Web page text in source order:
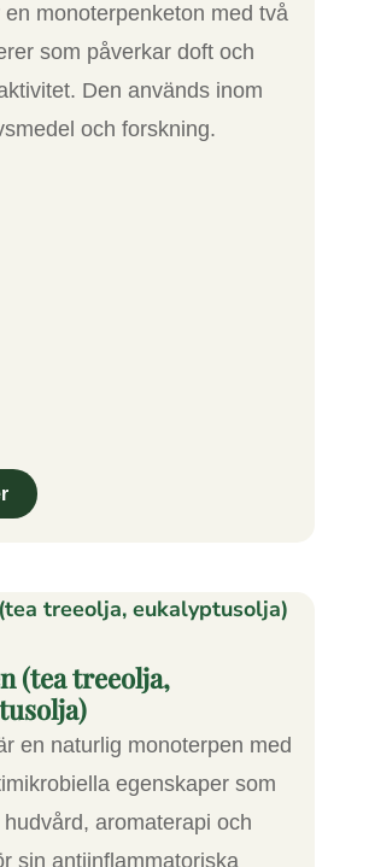
en monoterpenketon med två
som påverkar doft och
Den används inom
och forskning.
(tea treeolja,
en naturlig monoterpen med
egenskaper som
aromaterapi och
sin antiinflammatoriska